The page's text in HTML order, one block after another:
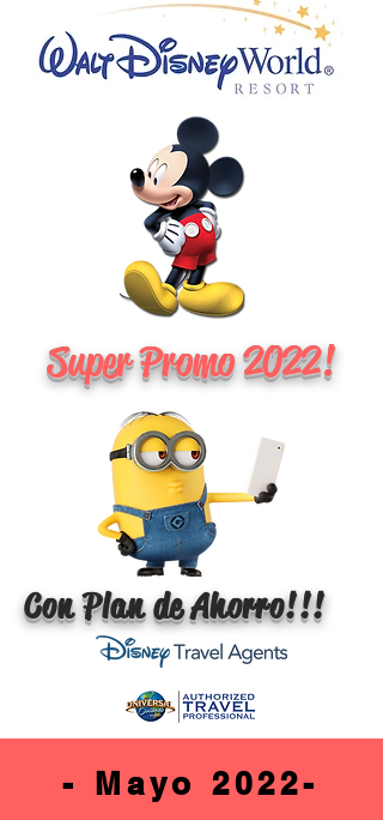
Super Promo 2022!
Con Plan de Ahorro!!!
- Mayo 2022-